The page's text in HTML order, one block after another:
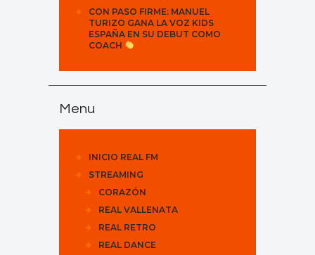
CON PASO FIRME: MANUEL
TURIZO GANA LA VOZ KIDS
ESPAÑA EN SU DEBUT COMO
COACH
Menu
INICIO REAL FM
STREAMING
CORAZÓN
REAL VALLENATA
REAL RETRO
REAL DANCE